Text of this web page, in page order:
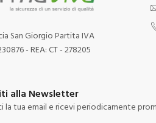
San Giorgio Partita IVA
- REA: CT - 278205
alla Newsletter
la tua email e ricevi periodicamente